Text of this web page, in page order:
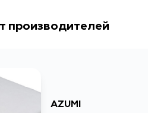
производителей
AZUMI